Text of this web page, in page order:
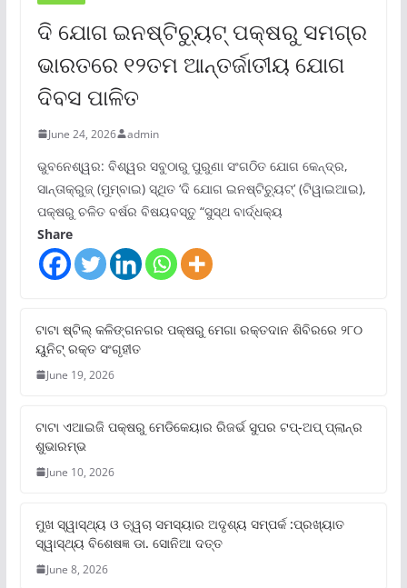
ଦି ଯୋଗ ଇନଷ୍ଟିଚ୍ୟୁଟ୍ ପକ୍ଷରୁ ସମଗ୍ର
ଭାରତରେ ୧୨ତମ ଆନ୍ତର୍ଜାତୀୟ ଯୋଗ
ଦିବସ ପାଳିତ
June 24, 2026 admin
ଭୁବନେଶ୍ୱର: ବିଶ୍ୱର ସବୁଠାରୁ ପୁରୁଣା ସଂଗଠିତ ଯୋଗ କେନ୍ଦ୍ର,
ସାନ୍ତାକ୍ରୁଜ୍ (ମୁମ୍ବାଇ) ସ୍ଥିତ ‘ଦି ଯୋଗ ଇନଷ୍ଟିଚ୍ୟୁଟ୍‌’ (ଟିୱାଇଆଇ),
ପକ୍ଷରୁ ଚଳିତ ବର୍ଷର ବିଷୟବସ୍ତୁ “ସୁସ୍ଥ ବାର୍ଦ୍ଧକ୍ୟ
Share
ଟାଟା ଷ୍ଟିଲ୍‌ କଳିଙ୍ଗନଗର ପକ୍ଷରୁ ମେଗା ରକ୍ତଦାନ ଶିବିରରେ ୨୮୦
ୟୁନିଟ୍‌ ରକ୍ତ ସଂଗୃହୀତ
June 19, 2026
ଟାଟା ଏଆଇଜି ପକ୍ଷରୁ ମେଡିକେୟାର ରିଜର୍ଭ ସୁପର ଟପ୍‌-ଅପ୍ ପ୍ଲାନ୍‌ର
ଶୁଭାରମ୍ଭ
June 10, 2026
ମୁଖ ସ୍ୱାସ୍ଥ୍ୟ ଓ ତ୍ୱଚା ସମସ୍ୟାର ଅଦୃଶ୍ୟ ସମ୍ପର୍କ :ପ୍ରଖ୍ୟାତ
ସ୍ୱାସ୍ଥ୍ୟ ବିଶେଷଜ୍ଞ ଡା. ସୋନିଆ ଦତ୍ତ
June 8, 2026